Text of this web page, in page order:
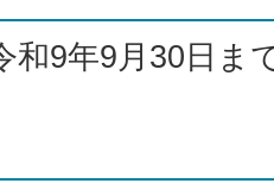
和9年9月30日ま